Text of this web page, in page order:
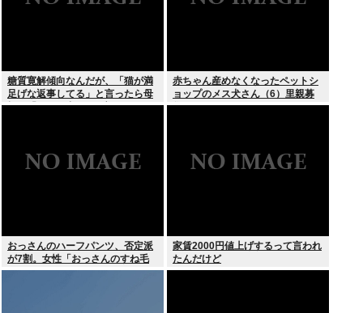
糖質寛解傾向なんだが、「猫が満
足げな返事してる」と言ったら母
親に「お気の毒w」と言われた
赤ちゃん産めなくなったペットシ
ョップのメス犬さん（6）里親募
集されてしまうwww
おっさんのハーフパンツ、否定派
が7割。女性「おっさんのすね毛
なんて見たくないじゃないですか
家賃2000円値上げするって言われ
たんだけど